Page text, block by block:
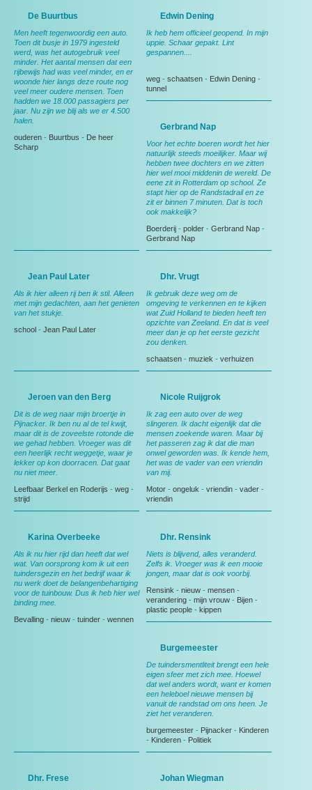
De Buurtbus
Men heeft tegenwoordig een auto.
Toen dit busje in 1979 ingesteld
werd, was het autogebruik veel
minder. Het aantal mensen dat een
rijbewijs had was veel minder, en er
woonde hier langs deze route nog
veel meer oudere mensen. Toen
hadden we 18.000 passagiers per
jaar. Nu zijn we blij als we er 4.500
halen.
ouderen - Buurtbus - De heer
Scharp
Edwin Dening
Ik heb hem officieel geopend. In mijn
uppie. Schaar gepakt. Lint
gespannen....
weg - schaatsen - Edwin Dening -
tunnel
Gerbrand Nap
Voor het echte boeren wordt het hier
natuurlijk steeds moeilijker. Maar wij
hebben twee dochters en we zitten
hier wel mooi middenin de wereld. De
eene zit in Rotterdam op school. Ze
stapt hier op de Randstadrail en ze
zit er binnen 7 minuten. Dat is toch
ook makkelijk?
Boerderij - polder - Gerbrand Nap -
Gerbrand Nap
Jean Paul Later
Als ik hier alleen rij ben ik stil. Alleen
met mijn gedachten, aan het genieten
van het stukje.
school - Jean Paul Later
Dhr. Vrugt
Ik gebruik deze weg om de
omgeving te verkennen en te kijken
wat Zuid Holland te bieden heeft ten
opzichte van Zeeland. En dat is veel
meer dan je op het eerste gezicht
zou denken.
schaatsen - muziek - verhuizen
Jeroen van den Berg
Dit is de weg naar mijn broertje in
Pijnacker. Ik ben nu al de tel kwijt,
maar dit is de zoveelste rotonde die
we gehad hebben. Vroeger was dit
een heerlijk recht weggetje, waar je
lekker op kon doorracen. Dat gaat
nu niet meer.
Leefbaar Berkel en Roderijs - weg -
strijd
Nicole Ruijgrok
Ik zag een auto over de weg
slingeren. Ik dacht eigenlijk dat die
mensen zoekende waren. Maar bij
het passeren zag ik dat die man
onwel geworden was. Ik kende hem,
het was de vader van een vriendin
van mij.
Motor - ongeluk - vriendin - vader -
vriendin
Karina Overbeeke
Als ik nu hier rijd dan heeft dat wel
wat. Van oorsprong kom ik uit een
tuindersgezin en het bedrijf waar ik
nu werk doet de belangenbehartiging
voor de tuinbouw. Dus ik heb hier wel
binding mee.
Bevalling - nieuw - tuinder - wennen
Dhr. Rensink
Niets is blijvend, alles veranderd.
Zelfs ik. Vroeger was ik een mooie
jongen, maar dat is ook voorbij.
Rensink - nieuw - mensen -
verandering - mijn vrouw - Bijen -
plastic people - kippen
Burgemeester
De tuindersmentliteit brengt een hele
eigen sfeer met zich mee. Hoewel
dat wel anders wordt, want er komen
een heleboel nieuwe mensen bij
vanuit de randstad om ons heen. Je
ziet het veranderen.
burgemeester - Pijnacker - Kinderen
- Kinderen - Politiek
Dhr. Frese Johan Wiegman